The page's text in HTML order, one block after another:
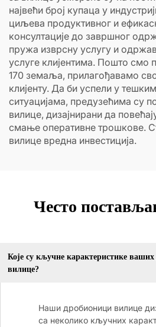
највећи број купаца у
циљева продуктивног и
консултације до завршног
пружа изврсну услугу и
услуге клијентима. Пошто смо
170 земаља, прилагођавамо
клијенту. Да би успели у
ситуацијама, предузећима су
вилице, дизајнирани да
смање оперативне трошкове.
вилице вредна инвестиција.
Често
Које су кључне карактеристике ваших
вилице?
Наши дробионици вилице
са неколико кључних